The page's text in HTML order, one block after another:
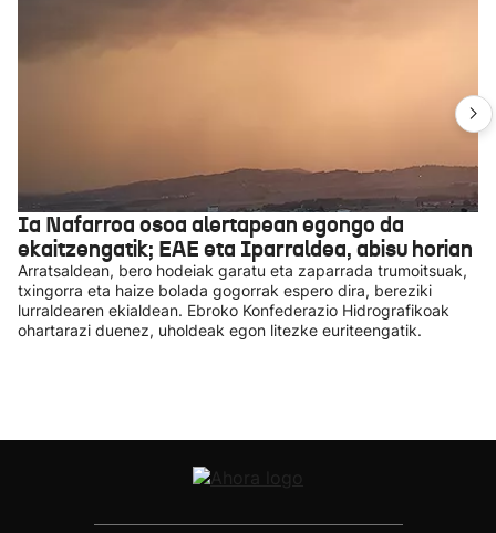
Ia Nafarroa osoa alertapean egongo da
ekaitzengatik; EAE eta Iparraldea, abisu horian
Arratsaldean, bero hodeiak garatu eta zaparrada trumoitsuak,
txingorra eta haize bolada gogorrak espero dira, bereziki
lurraldearen ekialdean. Ebroko Konfederazio Hidrografikoak
ohartarazi duenez, uholdeak egon litezke euriteengatik.